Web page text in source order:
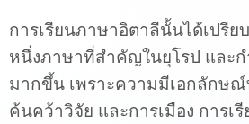
การเรียนภาษาอิตาลีนั้นได้เปรีย
หนึ่งภาษาที่สำคัญในยุโรป และ
มากขึ้น เพราะความมีเอกลักษ
ค้นคว้าวิจัย และการเมือง การเ